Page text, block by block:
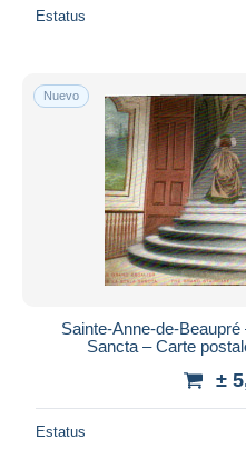
Estatus
Nuevo
Sainte-Anne-de-
Sancta – Carte
±
Estatus